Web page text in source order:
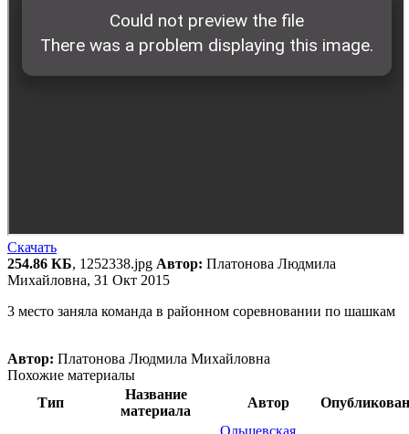
Скачать
254.86 КБ, 1252338.jpg Автор: Платонова Людмила
Михайловна, 31 Окт 2015
3 место заняла команда в районном соревновании по шашкам
Автор: Платонова Людмила Михайловна
Похожие материалы
Тип
Название
материала
Автор
Опубликован